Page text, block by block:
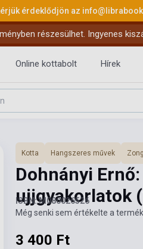
érdeklődjön az
részesülhet. Ingyenes
Online kottabolt Hírek
Kotta Hangszeres művek
Dohnányi
ujjgyakorlatok
ISBN: M080026526
Még senki sem értékelte a
3 400 Ft